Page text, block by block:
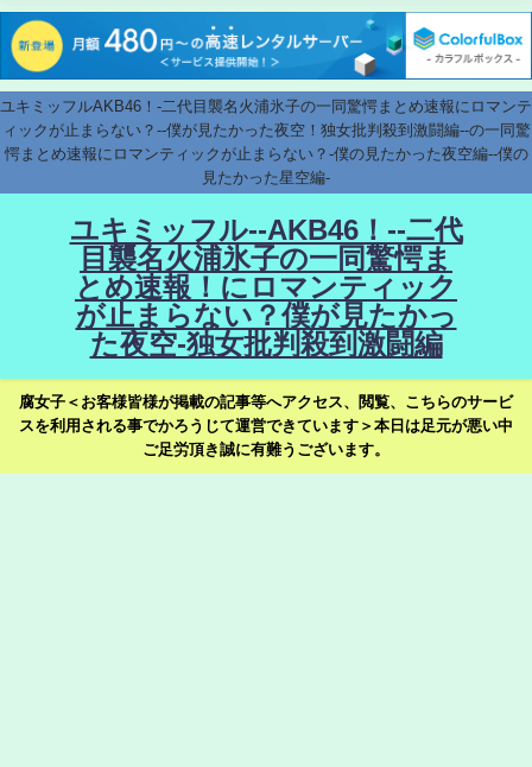
ユキミッフルAKB46！-二代目襲名火浦氷子の一同驚愕まとめ速報にロマンテ
ィックが止まらない？--僕が見たかった夜空！独女批判殺到激闘編--の一同驚
愕まとめ速報にロマンティックが止まらない？-僕の見たかった夜空編--僕の
見たかった星空編-
ユキミッフル--AKB46！--二代
目襲名火浦氷子の一同驚愕ま
とめ速報！にロマンティック
が止まらない？僕が見たかっ
た夜空-独女批判殺到激闘編
腐女子＜お客様皆様が掲載の記事等へアクセス、閲覧、こちらのサービ
スを利用される事でかろうじて運営できています＞本日は足元が悪い中
ご足労頂き誠に有難うございます。